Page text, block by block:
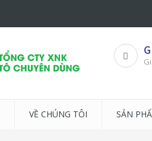
VỀ CHÚNG TÔI SẢN